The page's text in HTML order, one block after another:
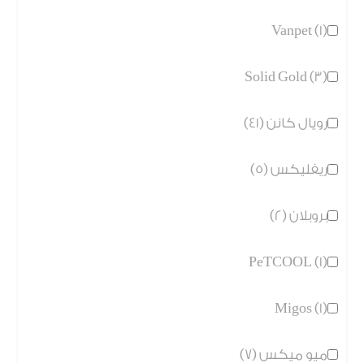
Vanpet (1)
Solid Gold (3)
رويال كانن (41)
ريفليكس (5)
بروبلان (2)
PeTCOOL (1)
Migos (1)
ميو ميكس (7)